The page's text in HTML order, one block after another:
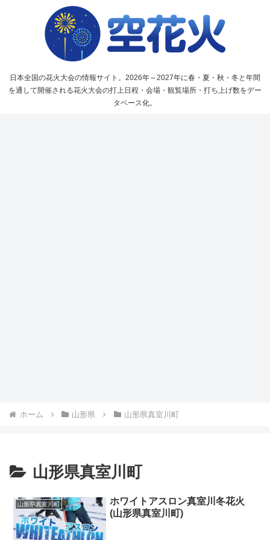
日本全国の花火大会の情報サイト。2026年～2027年に春・夏・秋・冬と年間
を通して開催される花火大会の打上日程・会場・観覧場所・打ち上げ数をデー
タベース化。
ホーム 山形県 山形県真室川町
山形県真室川町
山形県真室川町
ホワイトアスロン真室川冬花火
(山形県真室川町)